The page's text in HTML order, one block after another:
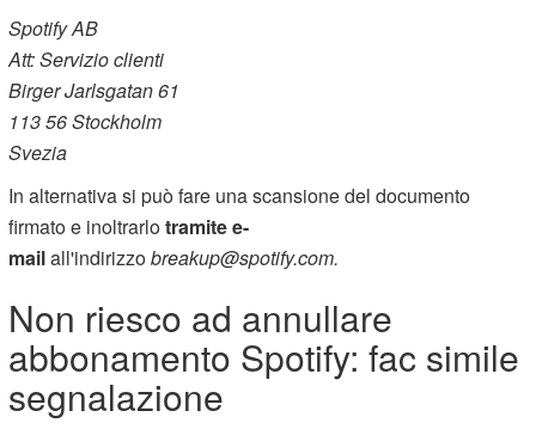
Spotify AB
Att: Servizio clienti
Birger Jarlsgatan 61
113 56 Stockholm
Svezia
In alternativa si può fare una scansione del documento
firmato e inoltrarlotramite e-
mailall'indirizzobreakup@spotify.com.
Non riesco ad annullare
abbonamento Spotify: fac simile
segnalazione